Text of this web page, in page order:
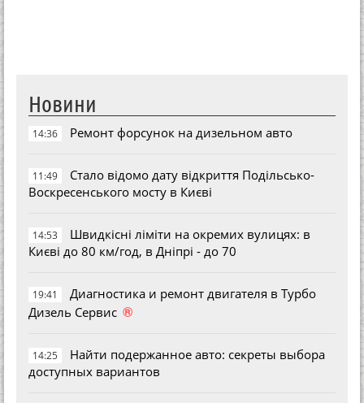
Новини
14:36 Ремонт форсунок на дизельном авто
11:49
Стало відомо дату відкриття Подільсько-
Воскресенського мосту в Києві
14:53
Швидкісні ліміти на окремих вулицях: в
Києві до 80 км/год, в Дніпрі - до 70
19:41
Диагностика и ремонт двигателя в Турбо
Дизель Сервис ®
14:25
Найти подержанное авто: секреты выбора
доступных вариантов